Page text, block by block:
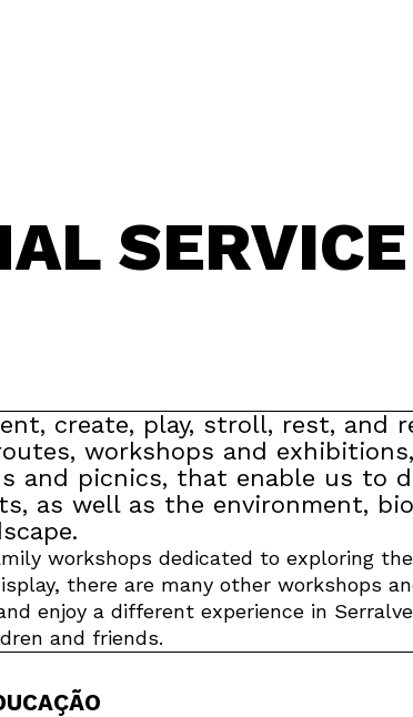
SERVICE
create, play, stroll, rest, and
workshops and
and picnics, that enable us to
as well as the environment,
workshops dedicated to exploring the
there are many other workshops
enjoy a different experience in
and friends.